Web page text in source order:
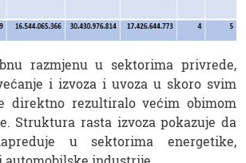
razmjenu u sektorima privrede,
i izvoza i uvoza u skoro svim
direktno rezultiralo većim obimom
Struktura rasta izvoza pokazuje da
u sektorima energetike,